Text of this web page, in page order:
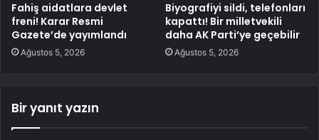
Fahiş aidatlara devlet
freni! Karar Resmi
Gazete’de yayımlandı
Ağustos 5, 2026
Biyografiyi sildi, telefonları
kapattı! Bir milletvekili
daha AK Parti’ye geçebilir
Ağustos 5, 2026
Bir yanıt yazın